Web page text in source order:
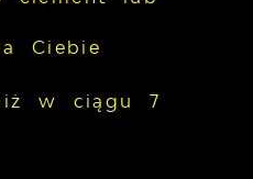
Ciebie
w ciągu 7